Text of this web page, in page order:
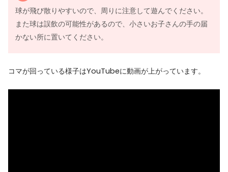
球が飛び散りやすいので、周りに注意して遊んでください。
また球は誤飲の可能性があるので、小さいお子さんの手の届
かない所に置いてください。
コマが回っている様子はYouTubeに動画が上がっています。